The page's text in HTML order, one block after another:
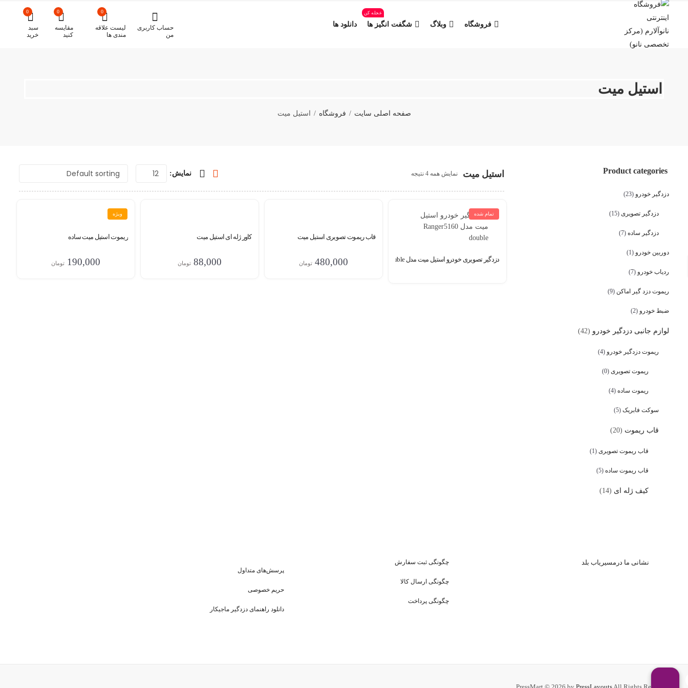
فروشگاه وبلاگ شگفت انگیز ها
عجله کن
دانلود ها
حساب کاربری
من
0
لیست علاقه
مندی ها
0
مقایسه
کنید
0
سبد
خرید
استیل میت
صفحه اصلی سایت فروشگاه استیل میت
استیل میت نمایش همه 4 نتیجه نمایش:
تمام شده
دزدگیر تصویری خودرو استیل میت مدل Ranger5160 double
قاب ریموت تصویری استیل میت
480,000 تومان
کاور ژله ای استیل میت
88,000 تومان
ویژه
ریموت استیل میت ساده
190,000 تومان
Product categories
دزدگیر خودرو (23)
دزدگیر تصویری (15)
دزدگیر ساده (7)
دوربین خودرو (1)
ردیاب خودرو (7)
ریموت دزد گیر اماکن (9)
ضبط خودرو (2)
لوازم جانبی دزدگیر خودرو (42)
ریموت دزدگیر خودرو (4)
ریموت تصویری (0)
ریموت ساده (4)
سوکت فابریک (5)
قاب ریموت (20)
قاب ریموت تصویری (1)
قاب ریموت ساده (5)
کیف ژله ای (14)
نشانی ما درمسیریاب بلد چگونگی ثبت سفارش
چگونگی ارسال کالا
چگونگی پرداخت
پرسش‌های متداول
حریم خصوصی
دانلود راهنمای دزدگیر ماجیکار